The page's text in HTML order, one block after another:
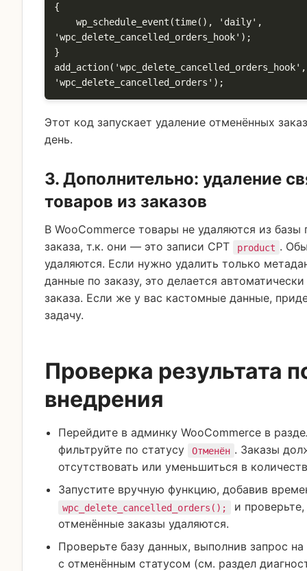
{
'wpc_delete_cancelled_orders_hook');
}
'wpc_delete_cancelled_orders');
Этот код запускает удаление отменённых
день.
3. Дополнительно: удаление
товаров из заказов
В WooCommerce товары не удаляются из базы
заказа, т.к. они — это записи CPT
product .
удаляются. Если нужно удалить только
данные по заказу, это делается
заказа. Если же у вас кастомные данные,
задачу.
Проверка результата
внедрения
Перейдите в админку WooCommerce в
фильтруйте по статусу
Отменён . Заказы
отсутствовать или уменьшиться в
Запустите вручную функцию, добавив
wpc_delete_cancelled_orders();
и проверьте,
отменённые заказы удаляются.
Проверьте базу данных, выполнив запрос на
с отменённым статусом (см. раздел